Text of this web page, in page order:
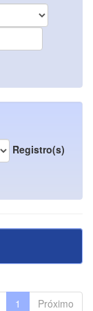
Registro(s)
1 Próximo